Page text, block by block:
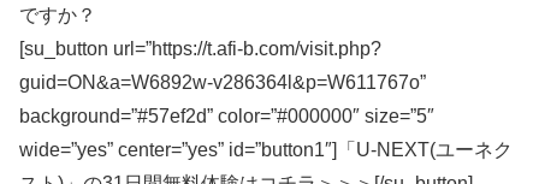
ですか？
[su_button url=”https://t.afi-b.com/visit.php?
guid=ON&a=W6892w-v286364l&p=W611767o”
background=”#57ef2d” color=”#000000″ size=”5″
wide=”yes” center=”yes” id=”button1″]「U-NEXT(ユーネク